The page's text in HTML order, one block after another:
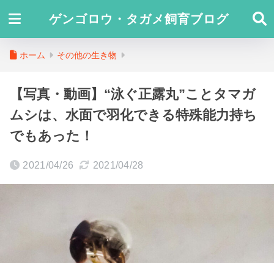
ゲンゴロウ・タガメ飼育ブログ
ホーム その他の生き物
【写真・動画】“泳ぐ正露丸”ことタマガ
ムシは、水面で羽化できる特殊能力持ち
でもあった！
2021/04/26 2021/04/28